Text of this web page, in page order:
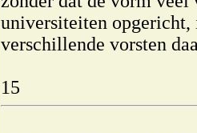
universiteiten
verschillende vorsten
15